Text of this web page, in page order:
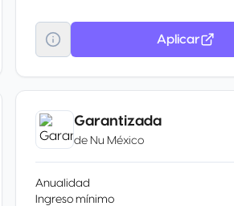
Aplicar
Garantizada
de Nu México
Anualidad
Ingreso mínimo